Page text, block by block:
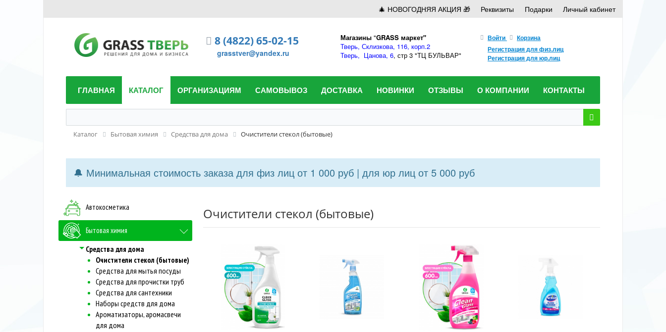
🎄 НОВОГОДНЯЯ АКЦИЯ 🎁 Реквизиты Подарки Личный кабинет
8 (4822) 65-02-15
grasstver@yandex.ru
Магазины "GRASS маркет"
Тверь, Склизкова, 116, корп.2
Тверь, Цанова, 6, стр 3 "ТЦ БУЛЬВАР"
Войти
Корзина
Регистрация для физ.лиц
Регистрация для юр.лиц
ГЛАВНАЯ КАТАЛОГ ОРГАНИЗАЦИЯМ САМОВЫВОЗ ДОСТАВКА НОВИНКИ ОТЗЫВЫ О КОМПАНИИ КОНТАКТЫ
Каталог Бытовая химия Средства для дома Очистители стекол (бытовые)
🔔 Минимальная стоимость заказа для физ лиц от 1 000 руб | для юр лиц от 5 000 руб
Автокосметика
Бытовая химия
Средства для дома
Очистители стекол (бытовые)
Средства для мытья посуды
Средства для прочистки труб
Средства для сантехники
Наборы средств для дома
Ароматизаторы, аромасвечи
для дома
Очистители стекол (бытовые)